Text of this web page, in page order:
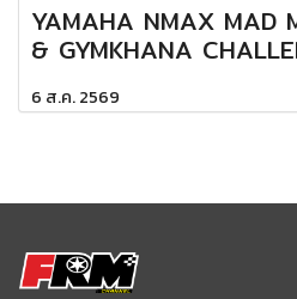
YAMAHA NMAX MAD
& GYMKHANA
6 ส.ค. 2569